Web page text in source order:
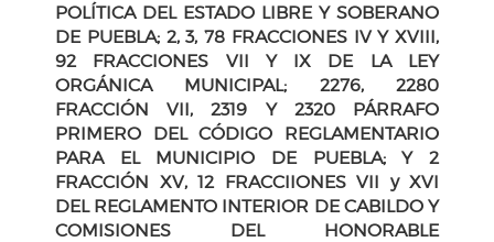
POLÍTICA DEL ESTADO LIBRE Y SOBERANO
DE PUEBLA; 2, 3, 78 FRACCIONES IV Y XVIII,
92 FRACCIONES VII Y IX DE LA LEY
ORGÁNICA MUNICIPAL; 2276, 2280
FRACCIÓN VII, 2319 Y 2320 PÁRRAFO
PRIMERO DEL CÓDIGO REGLAMENTARIO
PARA EL MUNICIPIO DE PUEBLA; Y 2
FRACCIÓN XV, 12 FRACCIIONES VII y XVI
DEL REGLAMENTO INTERIOR DE CABILDO Y
COMISIONES DEL HONORABLE